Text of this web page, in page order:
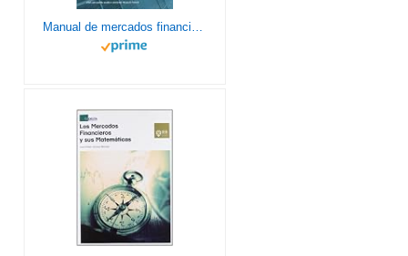
Manual de mercados financieros (Administración)